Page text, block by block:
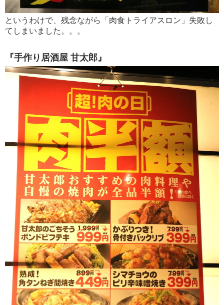
というわけで、残念ながら「肉食トライアスロン」失敗し
てしまいました。。。
『手作り居酒屋 甘太郎』